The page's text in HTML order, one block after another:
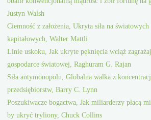
Justyn Walsh
Ciemność z założenia, Ukryta siła na
kapitałowych, Walter Mattli
Linie uskoku, Jak ukryte pęknięcia wciąż
gospodarce światowej, Raghuram G. Rajan
Siła antymonopolu, Globalna walka z
przedsiębiorstw, Barry C. Lynn
Poszukiwacze bogactwa, Jak miliarderzy płacą
by ukryć tryliony, Chuck Collins